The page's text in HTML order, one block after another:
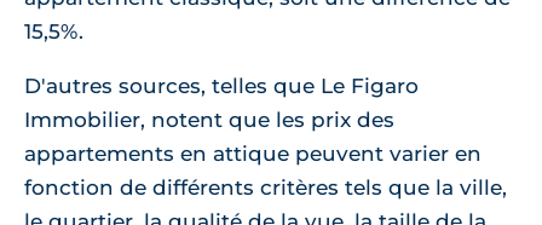
15,5%.
D'autres sources, telles que Le Figaro
Immobilier, notent que les prix des
appartements en attique peuvent varier en
fonction de différents critères tels que la ville,